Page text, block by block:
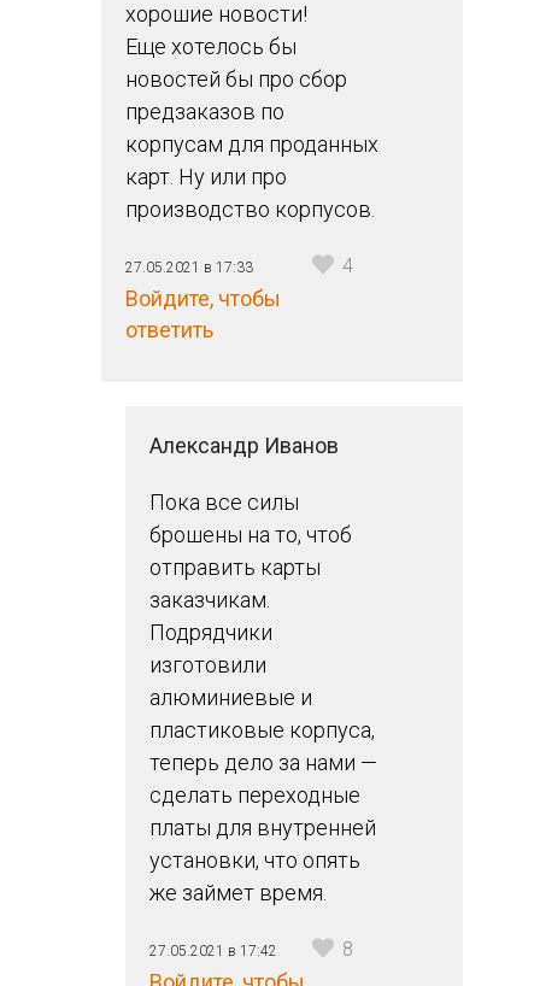
хорошие новости!
Еще хотелось бы
новостей бы про сбор
предзаказов по
корпусам для проданных
карт. Ну или про
производство корпусов.
4
27.05.2021 в 17:33
Войдите, чтобы
ответить
Александр Иванов
Пока все силы
брошены на то, чтоб
отправить карты
заказчикам.
Подрядчики
изготовили
алюминиевые и
пластиковые корпуса,
теперь дело за нами —
сделать переходные
платы для внутренней
установки, что опять
же займет время.
8
27.05.2021 в 17:42